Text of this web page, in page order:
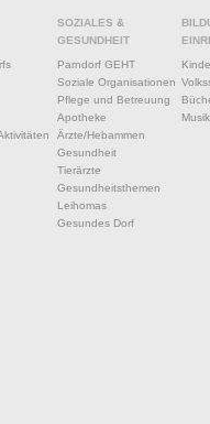
SOZIALES &
GESUNDHEIT
Parndorf GEHT
Soziale Organisationen
Pflege und Betreuung
Apotheke
Ärzte/Hebammen
Gesundheit
Tierärzte
Gesundheitsthemen
Leihomas
Gesundes Dorf